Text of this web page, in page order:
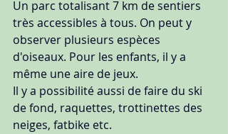
Un parc totalisant 7 km de sentiers
très accessibles à tous. On peut y
observer plusieurs espèces
d'oiseaux. Pour les enfants, il y a
même une aire de jeux.
Il y a possibilité aussi de faire du ski
de fond, raquettes, trottinettes des
neiges, fatbike etc.